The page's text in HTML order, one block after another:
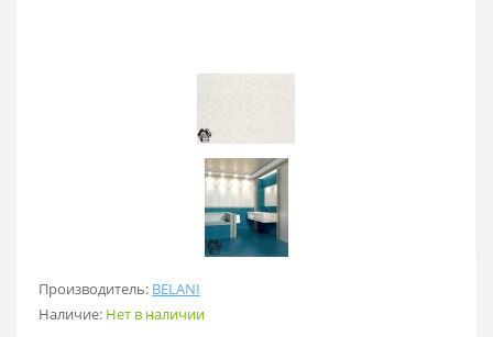
Производитель: BELANI
Наличие: Нет в наличии